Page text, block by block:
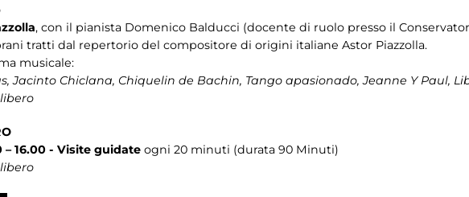
, con il pianista Domenico Balducci (docente di ruolo presso il
tratti dal repertorio del compositore di origini italiane Astor Piazzolla.
musicale:
Jacinto Chiclana, Chiquelin de Bachin, Tango apasionado, Jeanne Y Paul,
– 16.00 - Visite guidate ogni 20 minuti (durata 90 Minuti)